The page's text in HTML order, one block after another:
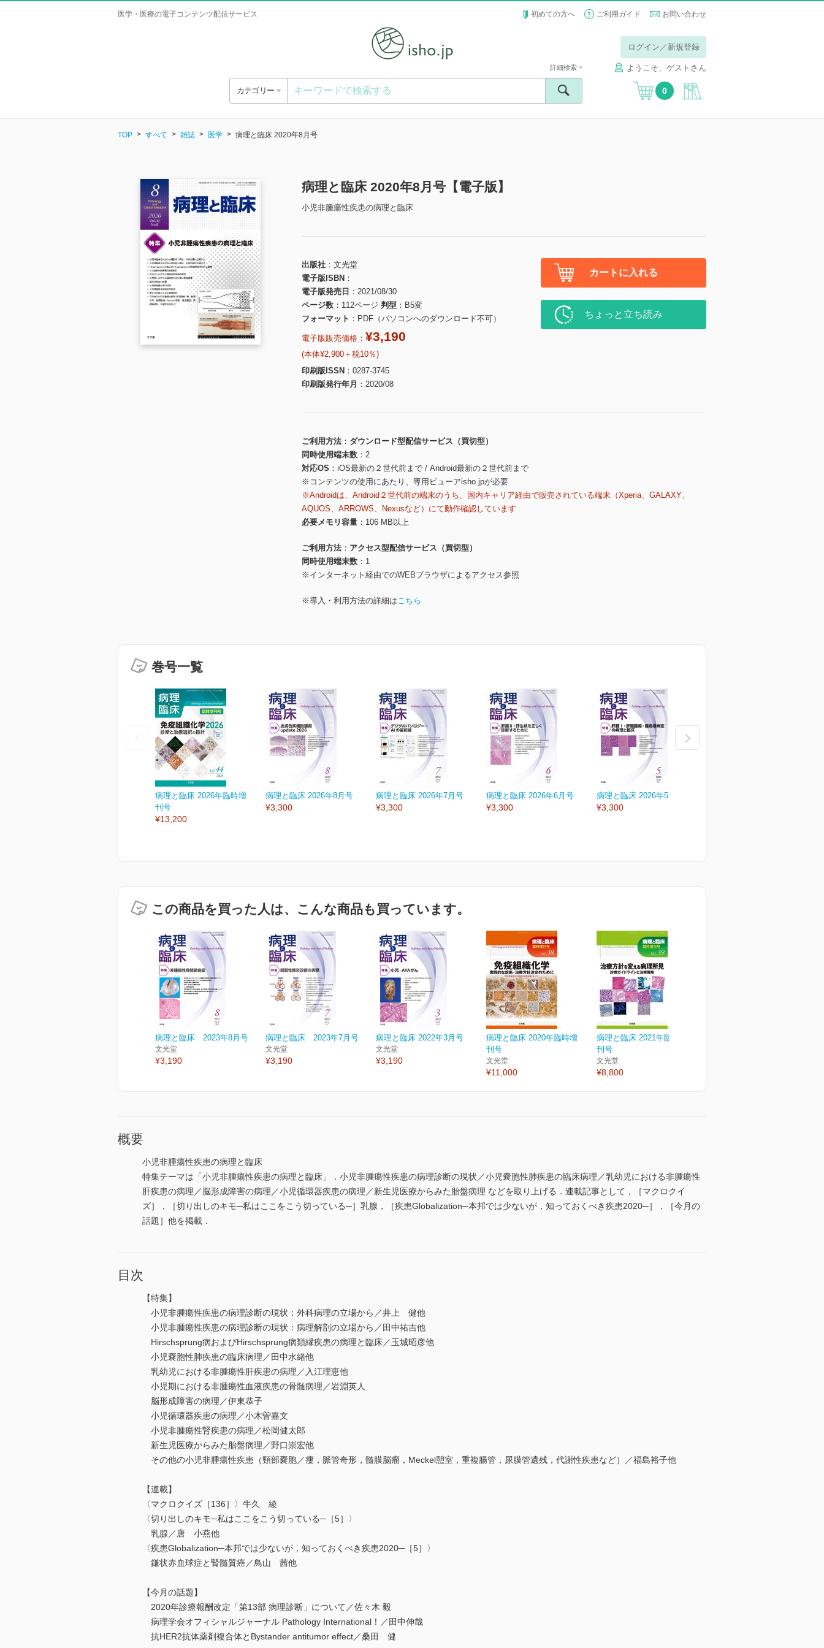
医学・医療の電子コンテンツ配信サービス 初めての方へ ご利用ガイド お問い合わせ
ログイン／新規登録
ようこそ、ゲストさん
カテゴリー
詳細検索
0
TOP すべて 雑誌 医学 病理と臨床 2020年8月号
病理と臨床 2020年8月号【電子版】
小児非腫瘍性疾患の病理と臨床
出版社
文光堂
電子版ISBN
電子版発売日
2021/08/30
ページ数
112ページ 判型
B5変
フォーマット
PDF（パソコンへのダウンロード不可）
電子版販売価格： ¥3,190
(本体¥2,900＋税10％)
印刷版ISSN
0287-3745
印刷版発行年月
2020/08
カートに入れる
ちょっと立ち読み
ご利用方法
ダウンロード型配信サービス（買切型）
同時使用端末数
2
対応OS
iOS最新の２世代前まで / Android最新の２世代前まで
※コンテンツの使用にあたり、専用ビューアisho.jpが必要
※Androidは、Android２世代前の端末のうち、国内キャリア経由で販売されている端末（Xperia、GALAXY、
AQUOS、ARROWS、Nexusなど）にて動作確認しています
必要メモリ容量
106 MB以上
ご利用方法
アクセス型配信サービス（買切型）
同時使用端末数
1
※インターネット経由でのWEBブラウザによるアクセス参照
※導入・利用方法の詳細はこちら
巻号一覧
病理と臨床 2026年臨時増
刊号
¥13,200
病理と臨床 2026年8月号
¥3,300
病理と臨床 2026年7月号
¥3,300
病理と臨床 2026年6月号
¥3,300
病理と臨床 2026年5月号
¥3,300
この商品を買った人は、こんな商品も買っています。
病理と臨床 2023年8月号
文光堂
¥3,190
病理と臨床 2023年7月号
文光堂
¥3,190
病理と臨床 2022年3月号
文光堂
¥3,190
病理と臨床 2020年臨時増
刊号
文光堂
¥11,000
病理と臨床 2021年臨時増
刊号
文光堂
¥8,800
概要
小児非腫瘍性疾患の病理と臨床
特集テーマは「小児非腫瘍性疾患の病理と臨床」．小児非腫瘍性疾患の病理診断の現状／小児嚢胞性肺疾患の臨床病理／乳幼児における非腫瘍性
肝疾患の病理／脳形成障害の病理／小児循環器疾患の病理／新生児医療からみた胎盤病理 などを取り上げる．連載記事として，［マクロクイ
ズ］，［切り出しのキモ─私はここをこう切っている─］乳腺，［疾患Globalization─本邦では少ないが，知っておくべき疾患2020─］，［今月の
話題］他を掲載．
目次
【特集】
小児非腫瘍性疾患の病理診断の現状：外科病理の立場から／井上 健他
小児非腫瘍性疾患の病理診断の現状：病理解剖の立場から／田中祐吉他
Hirschsprung病およびHirschsprung病類縁疾患の病理と臨床／玉城昭彦他
小児嚢胞性肺疾患の臨床病理／田中水緒他
乳幼児における非腫瘍性肝疾患の病理／入江理恵他
小児期における非腫瘍性血液疾患の骨髄病理／岩淵英人
脳形成障害の病理／伊東恭子
小児循環器疾患の病理／小木曽嘉文
小児非腫瘍性腎疾患の病理／松岡健太郎
新生児医療からみた胎盤病理／野口崇宏他
その他の小児非腫瘍性疾患（頸部嚢胞／瘻，脈管奇形，髄膜脳瘤，Meckel憩室，重複腸管，尿膜管遺残，代謝性疾患など）／福島裕子他
【連載】
〈マクロクイズ［136］〉牛久 綾
〈切り出しのキモ─私はここをこう切っている─［5］〉
乳腺／唐 小燕他
〈疾患Globalization─本邦では少ないが，知っておくべき疾患2020─［5］〉
鎌状赤血球症と腎髄質癌／鳥山 茜他
【今月の話題】
2020年診療報酬改定「第13部 病理診断」について／佐々木 毅
病理学会オフィシャルジャーナル Pathology International！／田中伸哉
抗HER2抗体薬剤複合体とBystander antitumor effect／桑田 健